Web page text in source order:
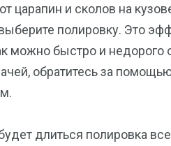
царапин и сколов на
полировку. Это
можно быстро и недорого
обратитесь за
длиться полировка